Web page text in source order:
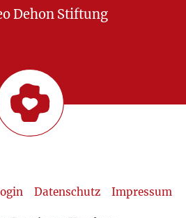
Dehon Stiftung
Datenschutz Impressum